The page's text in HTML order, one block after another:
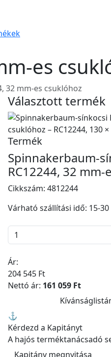
es
32 mm-es csuklóhoz
Választott termék
Termék
Spinnakerbaum-
RC12244, 32
Cikkszám: 4812244
Várható szállítási idő: 15-
Ár:
204 545 Ft
Nettó ár: 161 059 Ft
⚓
Kérdezd a Kapitányt
A hajós terméktanácsadó
Kapitány megnyitása